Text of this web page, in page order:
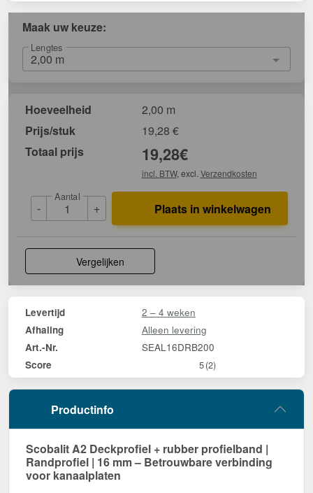
Maak uw keuze:
Lengtes
Hoeveelheid
2,00 m
Prijs/stuk
19,28 €
Totaal prijs
19,28€
incl. BTW, excl. Verzendkosten
-
Aantal
+ Plaats in winkelwagen
Vergelijken
Levertijd 2 – 4 weken
Afhaling Alleen levering
Art.-Nr. SEAL16DRB200
Score 5(2)
Productinfo
Scobalit A2 Deckprofiel + rubber profielband |
Randprofiel | 16 mm – Betrouwbare verbinding
voor kanaalplaten